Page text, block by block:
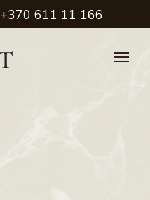
+370 611 11 166